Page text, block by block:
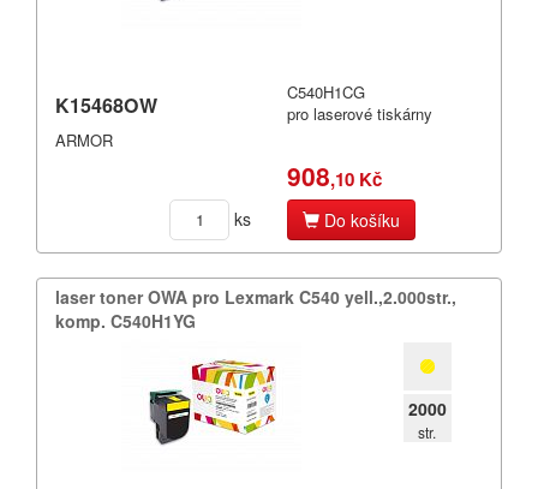
K15468OW
ARMOR
C540H1CG
pro laserové tiskárny
908,10 Kč
ks Do košíku
laser toner OWA pro Lexmark C540 yell.​,​2.​000str.​,​
komp.​ C540H1YG
2000
str.